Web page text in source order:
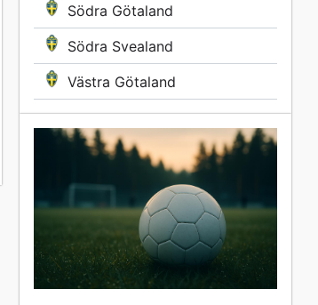
Södra Götaland
Södra Svealand
Västra Götaland